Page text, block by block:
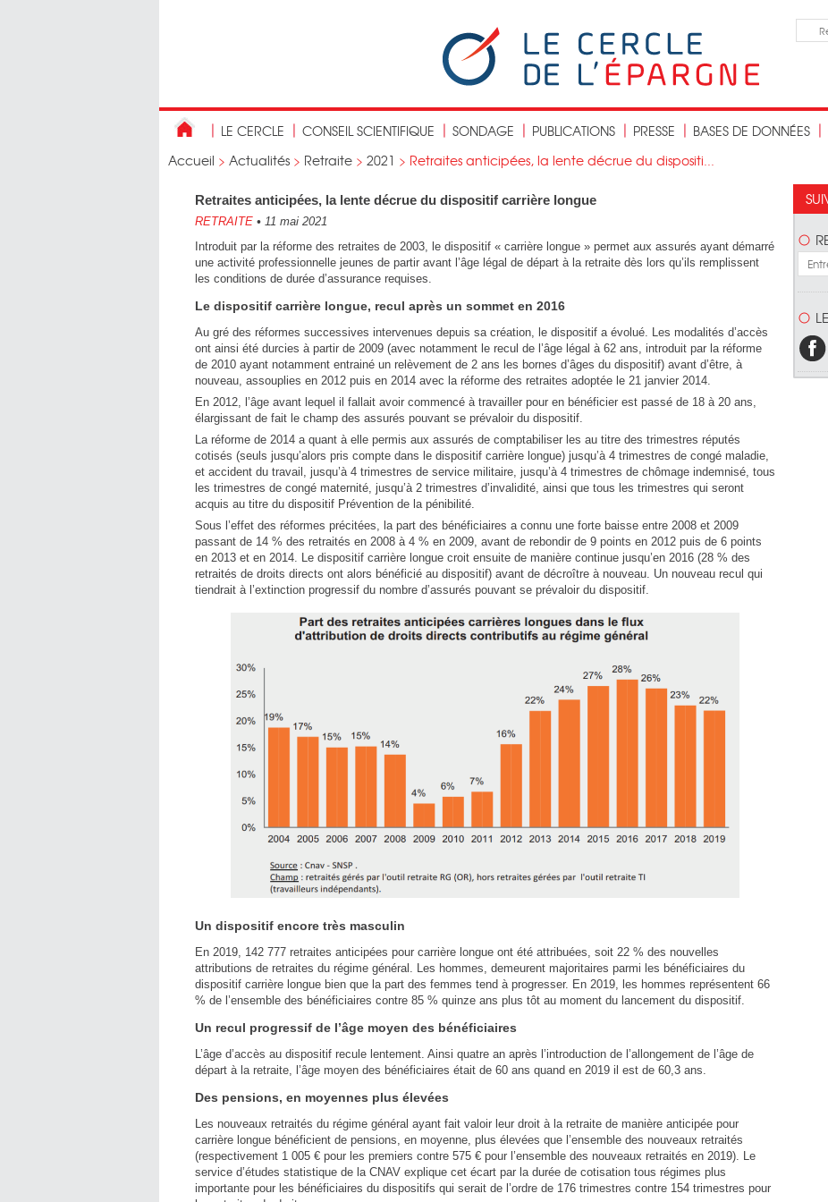
LE CERCLE CONSEIL SCIENTIFIQUE SONDAGE PUBLICATIONS PRESSE BASES DE DONNÉES
Accueil > Actualités > Retraite > 2021 > Retraites anticipées, la lente décrue du dispositi...
Retraites anticipées, la lente décrue du dispositif carrière longue
RETRAITE • 11 mai 2021
Introduit par la réforme des retraites de 2003, le dispositif « carrière longue » permet aux assurés ayant démarré
une activité professionnelle jeunes de partir avant l’âge légal de départ à la retraite dès lors qu’ils remplissent
les conditions de durée d’assurance requises.
Le dispositif carrière longue, recul après un sommet en 2016
Au gré des réformes successives intervenues depuis sa création, le dispositif a évolué. Les modalités d’accès
ont ainsi été durcies à partir de 2009 (avec notamment le recul de l’âge légal à 62 ans, introduit par la réforme
de 2010 ayant notamment entrainé un relèvement de 2 ans les bornes d’âges du dispositif) avant d’être, à
nouveau, assouplies en 2012 puis en 2014 avec la réforme des retraites adoptée le 21 janvier 2014.
En 2012, l’âge avant lequel il fallait avoir commencé à travailler pour en bénéficier est passé de 18 à 20 ans,
élargissant de fait le champ des assurés pouvant se prévaloir du dispositif.
La réforme de 2014 a quant à elle permis aux assurés de comptabiliser les au titre des trimestres réputés
cotisés (seuls jusqu’alors pris compte dans le dispositif carrière longue) jusqu’à 4 trimestres de congé maladie,
et accident du travail, jusqu’à 4 trimestres de service militaire, jusqu’à 4 trimestres de chômage indemnisé, tous
les trimestres de congé maternité, jusqu’à 2 trimestres d’invalidité, ainsi que tous les trimestres qui seront
acquis au titre du dispositif Prévention de la pénibilité.
Sous l’effet des réformes précitées, la part des bénéficiaires a connu une forte baisse entre 2008 et 2009
passant de 14 % des retraités en 2008 à 4 % en 2009, avant de rebondir de 9 points en 2012 puis de 6 points
en 2013 et en 2014. Le dispositif carrière longue croit ensuite de manière continue jusqu’en 2016 (28 % des
retraités de droits directs ont alors bénéficié au dispositif) avant de décroître à nouveau. Un nouveau recul qui
tiendrait à l’extinction progressif du nombre d’assurés pouvant se prévaloir du dispositif.
Un dispositif encore très masculin
En 2019, 142 777 retraites anticipées pour carrière longue ont été attribuées, soit 22 % des nouvelles
attributions de retraites du régime général. Les hommes, demeurent majoritaires parmi les bénéficiaires du
dispositif carrière longue bien que la part des femmes tend à progresser. En 2019, les hommes représentent 66
% de l’ensemble des bénéficiaires contre 85 % quinze ans plus tôt au moment du lancement du dispositif.
Un recul progressif de l’âge moyen des bénéficiaires
L’âge d’accès au dispositif recule lentement. Ainsi quatre an après l’introduction de l’allongement de l’âge de
départ à la retraite, l’âge moyen des bénéficiaires était de 60 ans quand en 2019 il est de 60,3 ans.
Des pensions, en moyennes plus élevées
Les nouveaux retraités du régime général ayant fait valoir leur droit à la retraite de manière anticipée pour
carrière longue bénéficient de pensions, en moyenne, plus élevées que l’ensemble des nouveaux retraités
(respectivement 1 005 € pour les premiers contre 575 € pour l’ensemble des nouveaux retraités en 2019). Le
service d’études statistique de la CNAV explique cet écart par la durée de cotisation tous régimes plus
importante pour les bénéficiaires du dispositifs qui serait de l’ordre de 176 trimestres contre 154 trimestres pour